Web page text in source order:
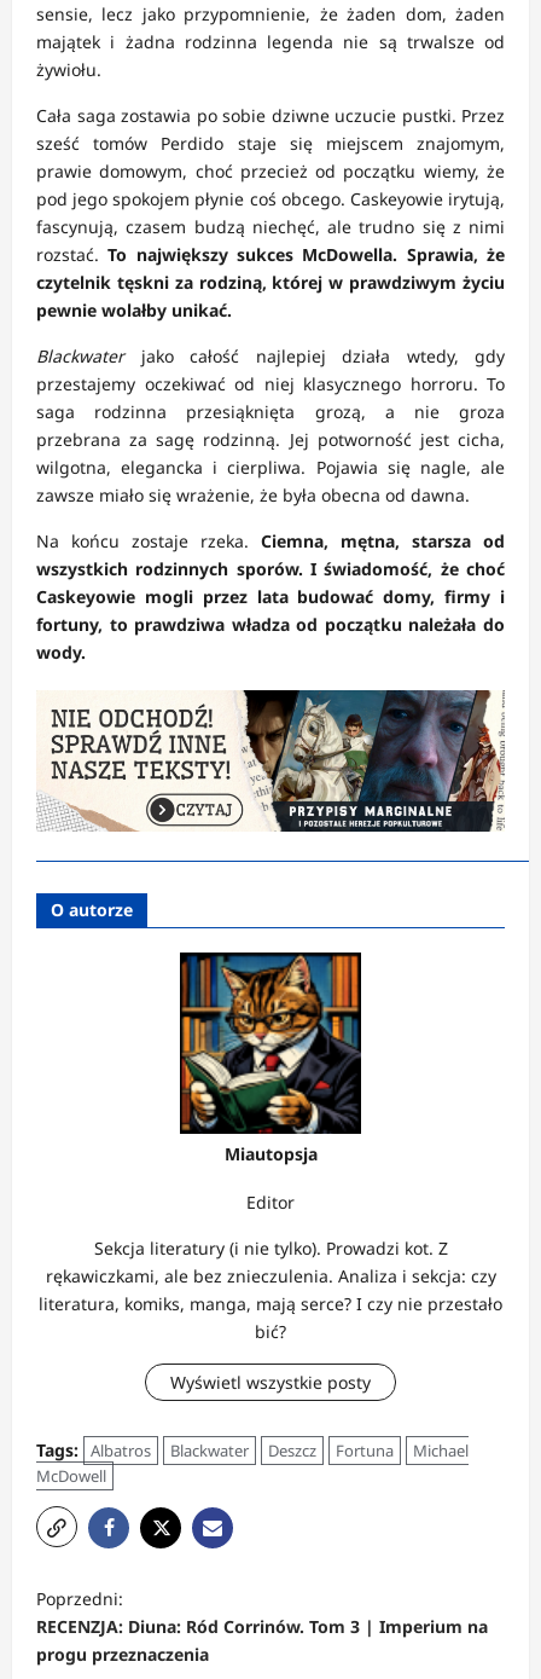
sensie, lecz jako przypomnienie, że żaden dom, żaden
majątek i żadna rodzinna legenda nie są trwalsze od
żywiołu.
Cała saga zostawia po sobie dziwne uczucie pustki. Przez
sześć tomów Perdido staje się miejscem znajomym,
prawie domowym, choć przecież od początku wiemy, że
pod jego spokojem płynie coś obcego. Caskeyowie irytują,
fascynują, czasem budzą niechęć, ale trudno się z nimi
rozstać.To największy sukces McDowella. Sprawia, że
czytelnik tęskni za rodziną, której w prawdziwym życiu
pewnie wolałby unikać.
Blackwaterjako całość najlepiej działa wtedy, gdy
przestajemy oczekiwać od niej klasycznego horroru. To
saga rodzinna przesiąknięta grozą, a nie groza
przebrana za sagę rodzinną. Jej potworność jest cicha,
wilgotna, elegancka i cierpliwa. Pojawia się nagle, ale
zawsze miało się wrażenie, że była obecna od dawna.
Na końcu zostaje rzeka. Ciemna, mętna, starsza od
wszystkich rodzinnych sporów. I świadomość, że choć
Caskeyowie mogli przez lata budować domy, firmy i
fortuny, to prawdziwa władza od początku należała do
wody.
O autorze
Miautopsja
Editor
Sekcja literatury (i nie tylko). Prowadzi kot. Z
rękawiczkami, ale bez znieczulenia. Analiza i sekcja: czy
literatura, komiks, manga, mają serce? I czy nie przestało
bić?
Wyświetl wszystkie posty
Tags: Albatros Blackwater Deszcz Fortuna
Michael
McDowell
o
b
Poprzedni:
RECENZJA: Diuna: Ród Corrinów. Tom 3 | Imperium na
progu przeznaczenia